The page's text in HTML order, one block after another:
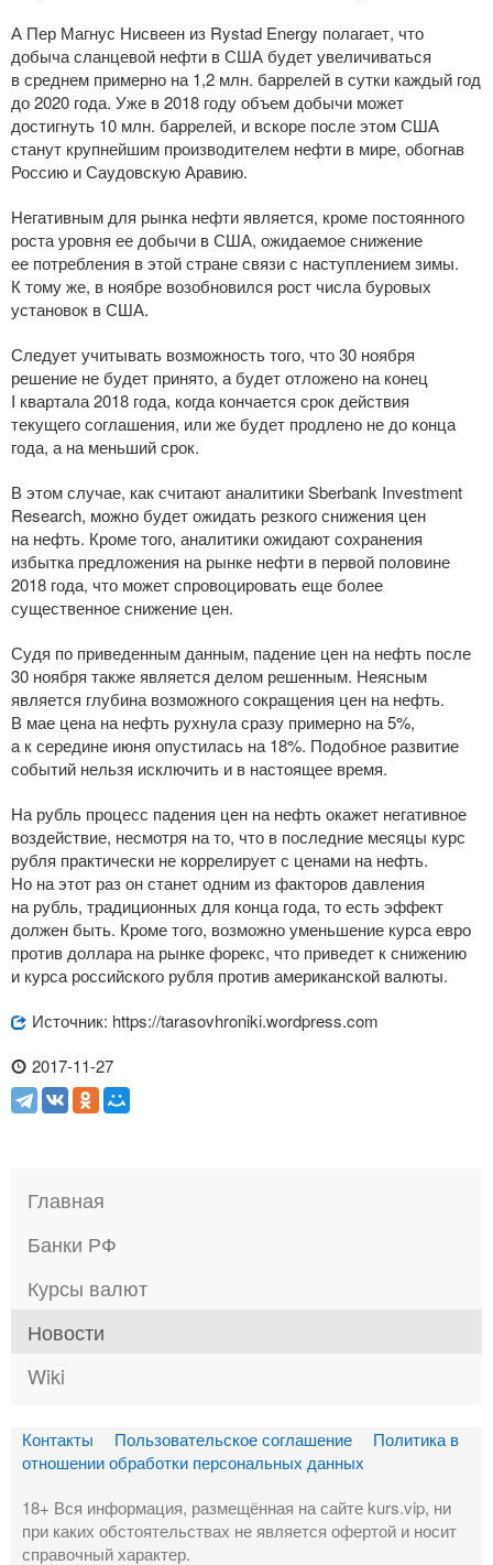
А Пер Магнус Нисвеен из Rystad Energy полагает, что
добыча сланцевой нефти в США будет увеличиваться
в среднем примерно на 1,2 млн. баррелей в сутки каждый год
до 2020 года. Уже в 2018 году объем добычи может
достигнуть 10 млн. баррелей, и вскоре после этом США
станут крупнейшим производителем нефти в мире, обогнав
Россию и Саудовскую Аравию.
Негативным для рынка нефти является, кроме постоянного
роста уровня ее добычи в США, ожидаемое снижение
ее потребления в этой стране связи с наступлением зимы.
К тому же, в ноябре возобновился рост числа буровых
установок в США.
Следует учитывать возможность того, что 30 ноября
решение не будет принято, а будет отложено на конец
I квартала 2018 года, когда кончается срок действия
текущего соглашения, или же будет продлено не до конца
года, а на меньший срок.
В этом случае, как считают аналитики Sberbank Investment
Research, можно будет ожидать резкого снижения цен
на нефть. Кроме того, аналитики ожидают сохранения
избытка предложения на рынке нефти в первой половине
2018 года, что может спровоцировать еще более
существенное снижение цен.
Судя по приведенным данным, падение цен на нефть после
30 ноября также является делом решенным. Неясным
является глубина возможного сокращения цен на нефть.
В мае цена на нефть рухнула сразу примерно на 5%,
а к середине июня опустилась на 18%. Подобное развитие
событий нельзя исключить и в настоящее время.
На рубль процесс падения цен на нефть окажет негативное
воздействие, несмотря на то, что в последние месяцы курс
рубля практически не коррелирует с ценами на нефть.
Но на этот раз он станет одним из факторов давления
на рубль, традиционных для конца года, то есть эффект
должен быть. Кроме того, возможно уменьшение курса евро
против доллара на рынке форекс, что приведет к снижению
и курса российского рубля против американской валюты.
Источник: https://tarasovhroniki.wordpress.com
2017-11-27
Главная
Банки РФ
Курсы валют
Новости
Wiki
Контакты Пользовательское соглашение
Политика в
отношении обработки персональных данных
18+ Вся информация, размещённая на сайте kurs.vip, ни
при каких обстоятельствах не является офертой и носит
справочный характер.